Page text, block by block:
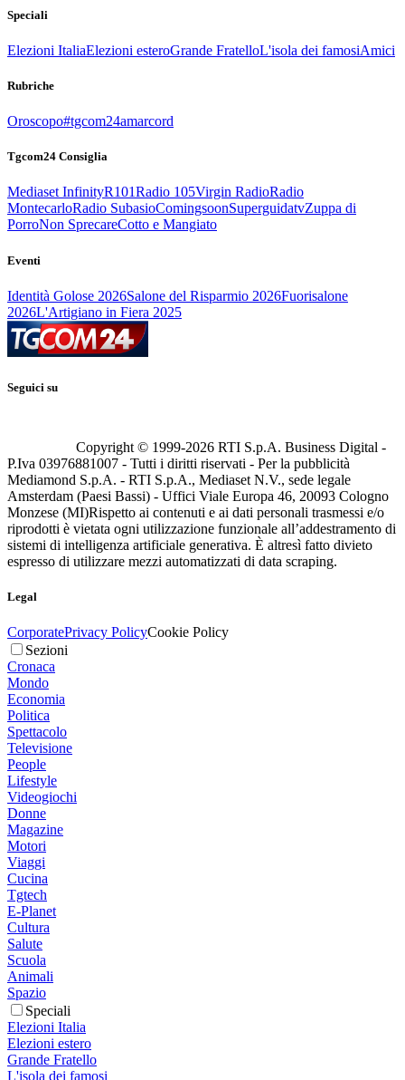
Speciali
Elezioni ItaliaElezioni esteroGrande FratelloL'isola dei famosiAmici
Rubriche
Oroscopo#tgcom24amarcord
Tgcom24 Consiglia
Mediaset InfinityR101Radio 105Virgin RadioRadio
MontecarloRadio SubasioComingsoonSuperguidatvZuppa di
PorroNon SprecareCotto e Mangiato
Eventi
Identità Golose 2026Salone del Risparmio 2026Fuorisalone
2026L'Artigiano in Fiera 2025
Seguici su
Copyright © 1999-2026 RTI S.p.A. Business Digital -
P.Iva 03976881007 - Tutti i diritti riservati - Per la pubblicità
Mediamond S.p.A. - RTI S.p.A., Mediaset N.V., sede legale
Amsterdam (Paesi Bassi) - Uffici Viale Europa 46, 20093 Cologno
Monzese (MI)Rispetto ai contenuti e ai dati personali trasmessi e/o
riprodotti è vietata ogni utilizzazione funzionale all’addestramento di
sistemi di intelligenza artificiale generativa. È altresì fatto divieto
espresso di utilizzare mezzi automatizzati di data scraping.
Legal
CorporatePrivacy PolicyCookie Policy
Sezioni
Cronaca
Mondo
Economia
Politica
Spettacolo
Televisione
People
Lifestyle
Videogiochi
Donne
Magazine
Motori
Viaggi
Cucina
Tgtech
E-Planet
Cultura
Salute
Scuola
Animali
Spazio
Speciali
Elezioni Italia
Elezioni estero
Grande Fratello
L'isola dei famosi